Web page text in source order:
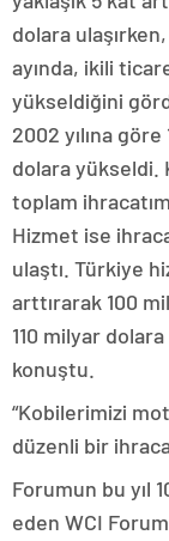
dolara
ayında, ikili
yükseldiğini
2002 yılına
dolara yükseldi.
toplam
Hizmet ise
ulaştı. Türkiye
arttırarak 100
110 milyar
konuştu.
“Kobilerimizi
düzenli bir
Forumun bu yıl
eden WCI